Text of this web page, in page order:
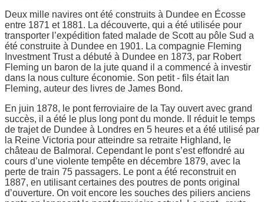
Deux mille navires ont été construits à Dundee en Écosse
entre 1871 et 1881. La découverte, qui a été utilisée pour
transporter l’expédition fated malade de Scott au pôle Sud a
été construite à Dundee en 1901. La compagnie Fleming
Investment Trust a débuté à Dundee en 1873, par Robert
Fleming un baron de la jute quand il a commencé à investir
dans la nous culture économie. Son petit - fils était Ian
Fleming, auteur des livres de James Bond.
En juin 1878, le pont ferroviaire de la Tay ouvert avec grand
succès, il a été le plus long pont du monde. Il réduit le temps
de trajet de Dundee à Londres en 5 heures et a été utilisé par
la Reine Victoria pour atteindre sa retraite Highland, le
château de Balmoral. Cependant le pont s’est effondré au
cours d’une violente tempête en décembre 1879, avec la
perte de train 75 passagers. Le pont a été reconstruit en
1887, en utilisant certaines des poutres de ponts original
d’ouverture. On voit encore les souches des piliers anciens